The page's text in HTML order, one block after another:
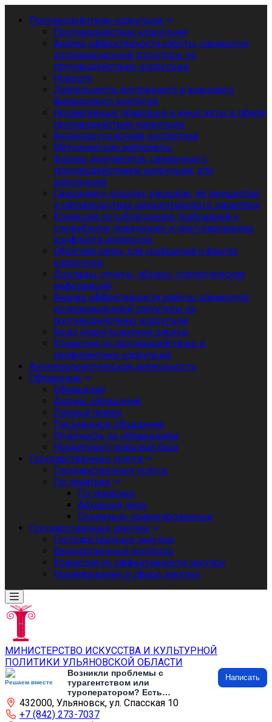
Противодействие коррупции
Противодействие коррупции
Анализ эффективности работы элементов
организационной структуры по
противодействию коррупции
Новости
Деятельность внутреннего и внешнего
финансового контроля
Нормативные правовые и иные акты в сфере
противодействия коррупции
Антикоррупционная экспертиза
Методические материалы
Формы документов, связанные с
противодействием коррупции, для
заполнения
Сведения о доходах, расходах, об имуществе
и обязательствах имущественного характера
Комиссия по соблюдению требований к
служебному поведению и урегулированию
конфликта интересов
Обратная связь для сообщений о фактах
коррупции
Доклады, отчеты, обзоры, статистическая
информация
Анализ эффективности работы элементов
организационной структуры по
противодействию коррупции
Зоны коррупционных рисков
Комиссия по противодействию и
профилактике коррупции
Антитеррористическая деятельность
Обращения
Обращения
Формы обращений
Личный приём
Письменное обращение
Отчетность по обращениям
Нормативно правовая база
Государственные услуги
Государственные услуги
По тематике
По тематике
Архивное дело
Социально ориентированные
Государственные закупки
Государственные закупки
Ведомственный контроль
Комиссия по эффективности закупок
Нормирование в сфере закупок
МИНИСТЕРСТВО ИСКУССТВА И КУЛЬТУРНОЙ
ПОЛИТИКИ УЛЬЯНОВСКОЙ ОБЛАСТИ
Решаем вместе
Возникли проблемы с
турагентством или
туроператором? Есть
предложения по развитию
туризма и туристической
Написать
432000, Ульяновск, ул. Спасская 10
+7 (842) 273-7037